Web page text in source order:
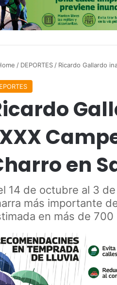
/ DEPORTES / Ricardo Gallardo
en
14 de octubre al 3
más importante
en más de